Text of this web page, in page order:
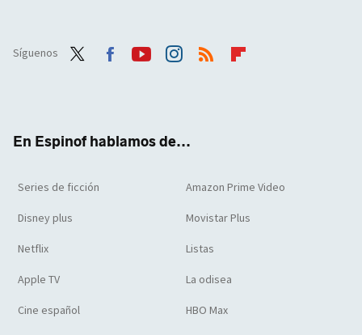
Síguenos
En Espinof hablamos de...
Series de ficción Amazon Prime Video
Disney plus Movistar Plus
Netflix Listas
Apple TV La odisea
Cine español HBO Max